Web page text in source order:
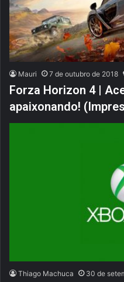
Mauri 7 de outubro de 2018
Forza Horizon 4 |
apaixonando!
Thiago Machuca 30 de